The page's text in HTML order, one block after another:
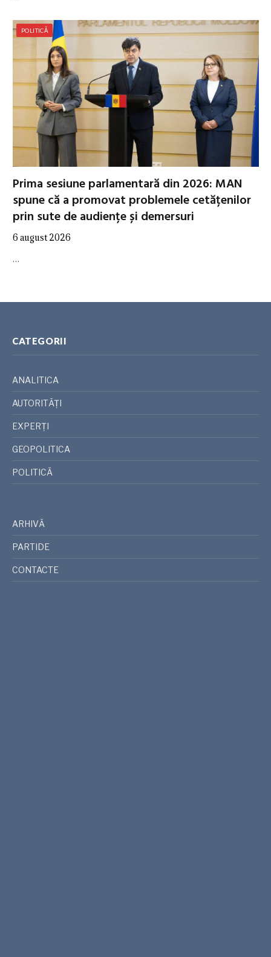
POLITICĂ
Prima sesiune parlamentară din 2026: MAN
spune că a promovat problemele cetățenilor
prin sute de audiențe și demersuri
6 august 2026
…
CATEGORII
ANALITICA
AUTORITĂȚI
EXPERȚI
GEOPOLITICA
POLITICĂ
ARHIVĂ
PARTIDE
CONTACTE